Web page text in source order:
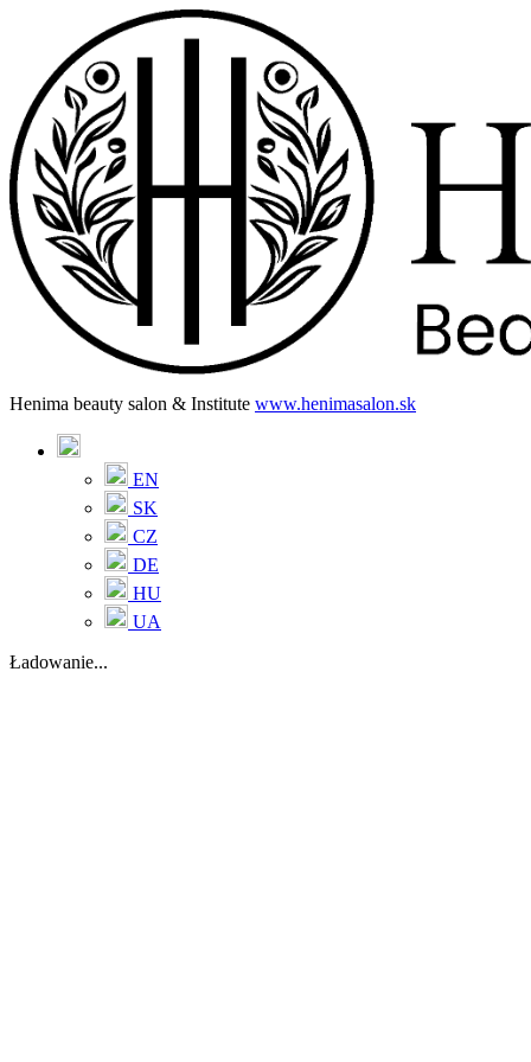
Henima beauty salon & Institute www.henimasalon.sk
EN
SK
CZ
DE
HU
UA
Ładowanie...